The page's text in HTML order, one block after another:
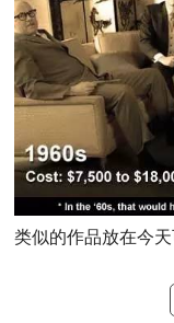
类似的作品放在今